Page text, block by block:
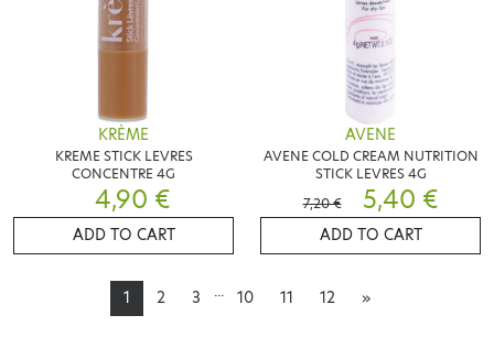
KRÈME
KREME STICK LEVRES
CONCENTRE 4G
4,90 €
ADD TO CART
AVENE
AVENE COLD CREAM NUTRITION
STICK LEVRES 4G
7,20 €
5,40 €
ADD TO CART
1 2 3 ... 10 11 12 »